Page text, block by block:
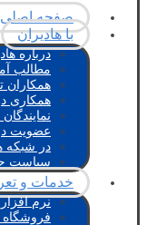
صفحه اصلی
با هادیران
درباره
مطالب
همکاران
همکاری
عضویت
در شبکه
سیاست
خدمات و
نرم
فروشگاه